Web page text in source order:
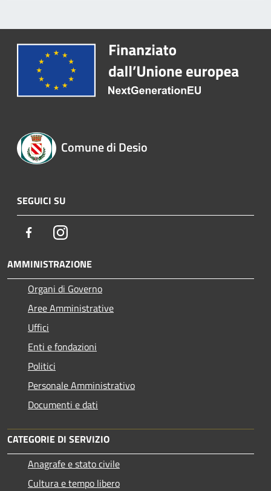
Comune di Desio
SEGUICI SU
FacebookInstagram
AMMINISTRAZIONE
Organi di Governo
Aree Amministrative
Uffici
Enti e fondazioni
Politici
Personale Amministrativo
Documenti e dati
CATEGORIE DI SERVIZIO
Anagrafe e stato civile
Cultura e tempo libero